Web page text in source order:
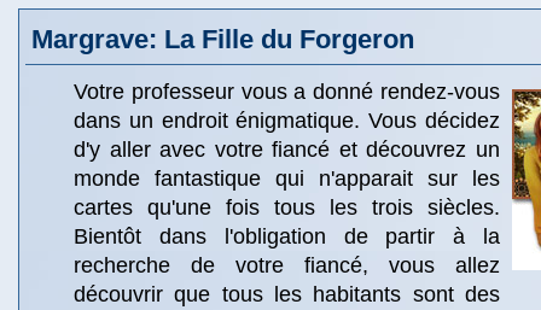
Margrave: La Fille du Forgeron
Votre professeur vous a donné rendez-vous
dans un endroit énigmatique. Vous décidez
d'y aller avec votre fiancé et découvrez un
monde fantastique qui n'apparait sur les
cartes qu'une fois tous les trois siècles.
Bientôt dans l'obligation de partir à la
recherche de votre fiancé, vous allez
découvrir que tous les habitants sont des